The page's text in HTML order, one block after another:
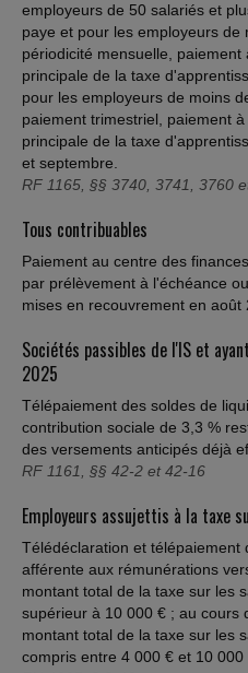
employeurs de 50 salariés et
paye et pour les employeurs de
périodicité mensuelle, paiement
principale de la taxe
pour les employeurs de moins
paiement trimestriel, paiement
principale de la taxe
et septembre.
RF 1165, §§ 3740, 3741, 3760
Tous contribuables
Paiement au centre des
par prélèvement à l'échéance
mises en recouvrement en août
Sociétés passibles de l'IS et
2025
Télépaiement des soldes de
contribution sociale de 3,3 %
des versements anticipés déjà
RF 1161, §§ 42-2 et 42-16
Employeurs assujettis à la taxe
Télédéclaration et télépaiement
afférente aux rémunérations
montant total de la taxe sur les
supérieur à 10 000 € ; au cours
montant total de la taxe sur les
compris entre 4 000 € et 10 000